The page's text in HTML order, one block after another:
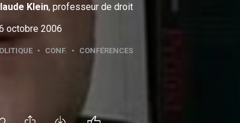
Klein, professeur de droit
octobre 2006
• CONF. • CONFÉRENCES